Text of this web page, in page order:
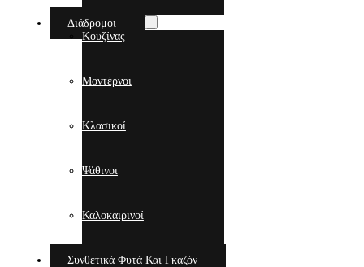
Διάδρομοι
Κουζίνας
Μοντέρνοι
Κλασικοί
Ψάθινοι
Καλοκαιρινοί
Συνθετικά Φυτά Και Γκαζόν